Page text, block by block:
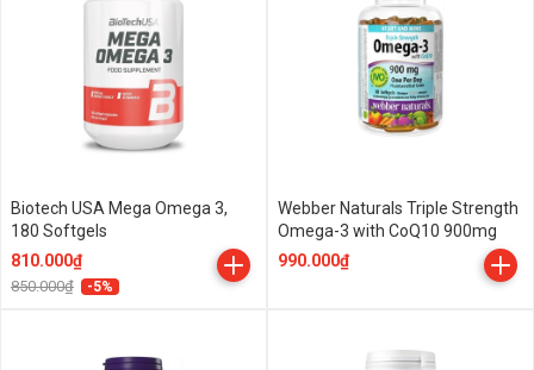
Biotech USA Mega Omega 3,
180 Softgels
810.000₫
850.000₫ -5%
Webber Naturals Triple Strength
Omega-3 with CoQ10 900mg
990.000₫